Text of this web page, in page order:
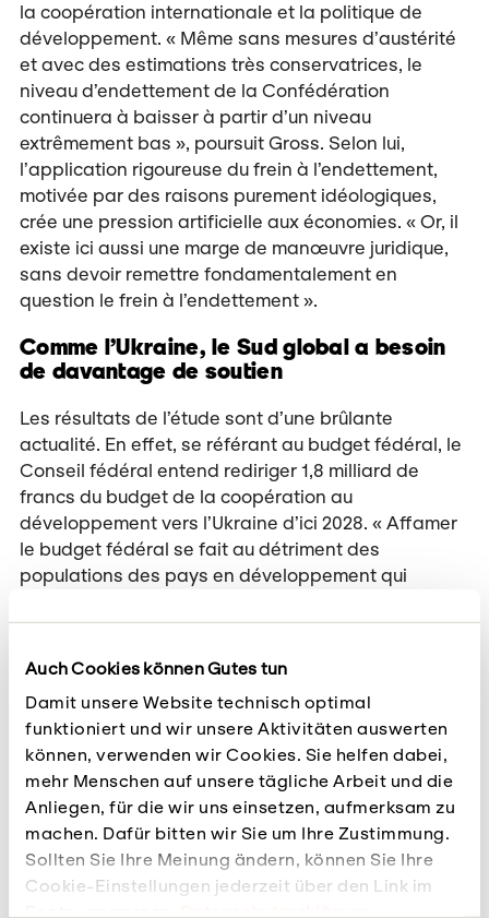
Auch Cookies können Gutes tun
Damit unsere Website technisch optimal
funktioniert und wir unsere Aktivitäten auswerten
können, verwenden wir Cookies. Sie helfen dabei,
mehr Menschen auf unsere tägliche Arbeit und die
Anliegen, für die wir uns einsetzen, aufmerksam zu
machen. Dafür bitten wir Sie um Ihre Zustimmung.
Sollten Sie Ihre Meinung ändern, können Sie Ihre
Cookie-Einstellungen jederzeit über den Link im
la coopération internationale et la politique de
développement. « Même sans mesures d’austérité
et avec des estimations très conservatrices, le
niveau d’endettement de la Confédération
continuera à baisser à partir d’un niveau
extrêmement bas », poursuit Gross. Selon lui,
l’application rigoureuse du frein à l’endettement,
motivée par des raisons purement idéologiques,
crée une pression artificielle aux économies. « Or, il
existe ici aussi une marge de manœuvre juridique,
sans devoir remettre fondamentalement en
question le frein à l’endettement ».
Comme l’Ukraine, le Sud global a besoin
de davantage de soutien
Les résultats de l’étude sont d’une brûlante
actualité. En effet, se référant au budget fédéral, le
Conseil fédéral entend rediriger 1,8 milliard de
francs du budget de la coopération au
développement vers l’Ukraine d’ici 2028. « Affamer
le budget fédéral se fait au détriment des
populations des pays en développement qui
la guerre et qui, contrairement à ce qui se passe
une crise de la dette », lâche Andreas Missbach,
directeur d’Alliance Sud.
S’agissant du financement de la reconstruction en
Ukraine, l’étude indique sans équivoque que la
Suisse peut et doit renforcer sa solidarité
internationale : « La Confédération dispose d’une
marge de manœuvre financière de plusieurs
milliards qui permettrait d’allouer davantage de
ressources financières à l’Ukraine tout en